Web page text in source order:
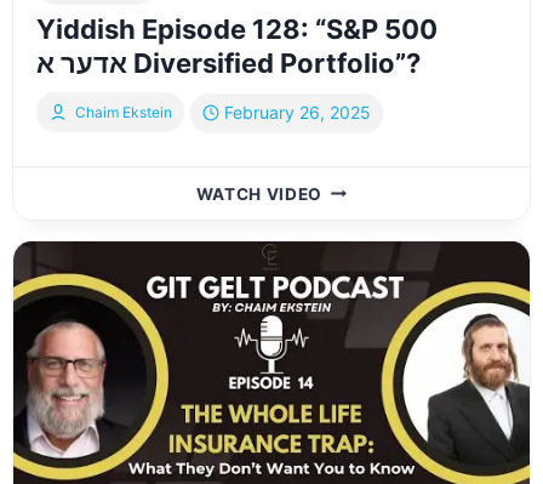
Yiddish Episode 128: “S&P 500
אדער א Diversified Portfolio”?
Chaim Ekstein February 26, 2025
WATCH VIDEO YIDDISH
128:
500
אדער
DIVERSIFIED
PORTFOLIO”?